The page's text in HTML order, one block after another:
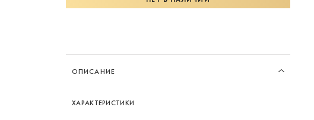
ОПИСАНИЕ
ХАРАКТЕРИСТИКИ